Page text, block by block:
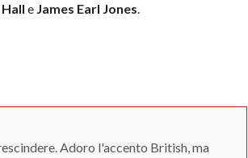
e James Earl Jones.
Adoro l'accento British, ma